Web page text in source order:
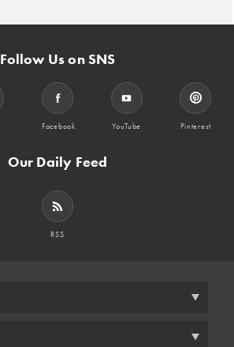
Follow Us on SNS
Facebook YouTube Pinterest
Our Daily Feed
RSS